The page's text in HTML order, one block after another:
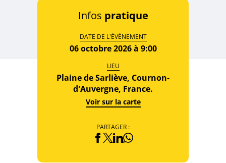
Infos pratique
DATE DE L'ÉVÈNEMENT
06 octobre 2026 à 9:00
LIEU
Plaine de Sarliève, Cournon-
d'Auvergne, France.
Voir sur la carte
PARTAGER :